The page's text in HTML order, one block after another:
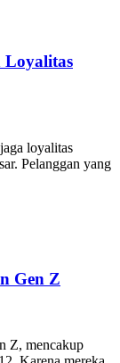
Loyalitas
loyalitas
Pelanggan yang
Gen Z
Z, mencakup